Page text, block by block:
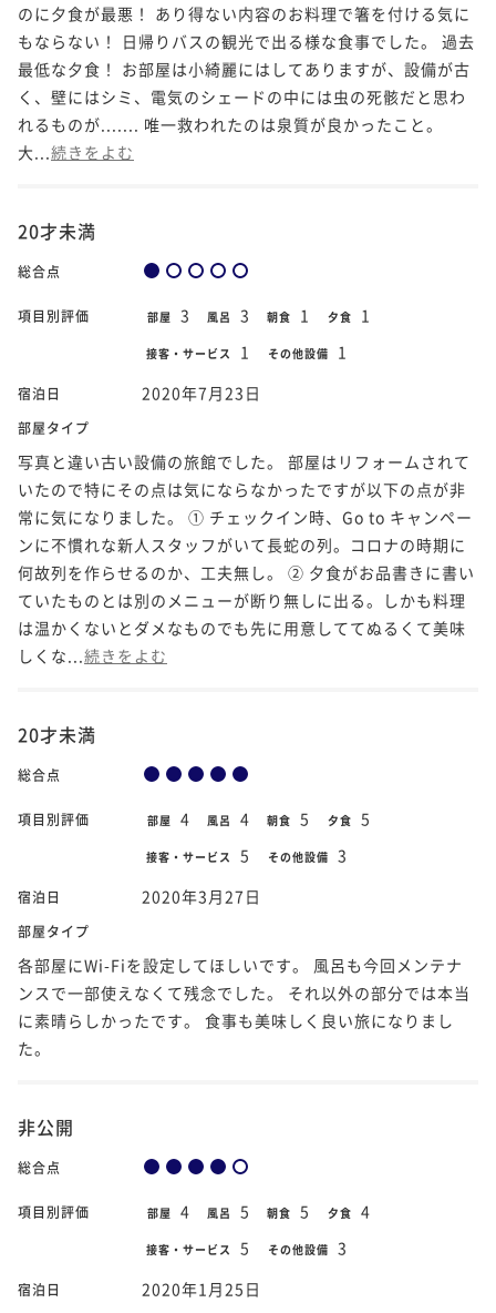
のに夕食が最悪！ あり得ない内容のお料理で箸を付ける気に
もならない！ 日帰りバスの観光で出る様な食事でした。 過去
最低な夕食！ お部屋は小綺麗にはしてありますが、設備が古
く、壁にはシミ、電気のシェードの中には虫の死骸だと思わ
れるものが....... 唯一救われたのは泉質が良かったこと。
大... 続きをよむ
20才未満
総合点
項目別評価 部屋 3 風呂 3 朝食 1 夕食 1
接客・サービス 1 その他設備 1
宿泊日 2020年7月23日
部屋タイプ
写真と違い古い設備の旅館でした。 部屋はリフォームされて
いたので特にその点は気にならなかったですが以下の点が非
常に気になりました。 ① チェックイン時、Go to キャンペー
ンに不慣れな新人スタッフがいて長蛇の列。コロナの時期に
何故列を作らせるのか、工夫無し。 ② 夕食がお品書きに書い
ていたものとは別のメニューが断り無しに出る。しかも料理
は温かくないとダメなものでも先に用意しててぬるくて美味
しくな... 続きをよむ
20才未満
総合点
項目別評価 部屋 4 風呂 4 朝食 5 夕食 5
接客・サービス 5 その他設備 3
宿泊日 2020年3月27日
部屋タイプ
各部屋にWi-Fiを設定してほしいです。 風呂も今回メンテナ
ンスで一部使えなくて残念でした。 それ以外の部分では本当
に素晴らしかったです。 食事も美味しく良い旅になりまし
た。
非公開
総合点
項目別評価 部屋 4 風呂 5 朝食 5 夕食 4
接客・サービス 5 その他設備 3
宿泊日 2020年1月25日